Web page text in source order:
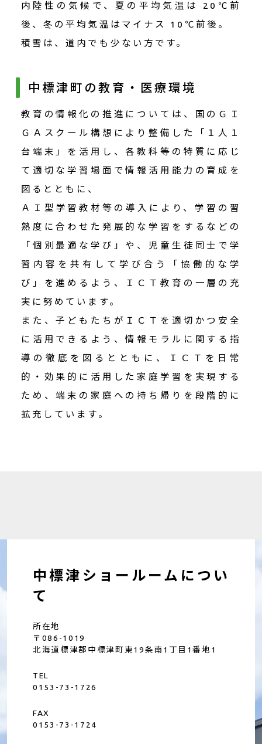
内陸性の気候で、夏の平均気温は 20℃前
後、冬の平均気温はマイナス 10℃前後。
積雪は、道内でも少ない方です。
中標津町の教育・医療環境
教育の情報化の推進については、国のＧＩ
ＧＡスクール構想により整備した「１人１
台端末」を活用し、各教科等の特質に応じ
て適切な学習場面で情報活用能力の育成を
図るとともに、
ＡＩ型学習教材等の導入により、学習の習
熟度に合わせた発展的な学習をするなどの
「個別最適な学び」や、児童生徒同士で学
習内容を共有して学び合う「協働的な学
び」を進めるよう、ＩＣＴ教育の一層の充
実に努めています。
また、子どもたちがＩＣＴを適切かつ安全
に活用できるよう、情報モラルに関する指
導の徹底を図るとともに、ＩＣＴを日常
的・効果的に活用した家庭学習を実現する
ため、端末の家庭への持ち帰りを段階的に
拡充しています。
中標津ショールームについ
て
所在地
〒086-1019
北海道標津郡中標津町東19条南1丁目1番地1
TEL
0153-73-1726
FAX
0153-73-1724